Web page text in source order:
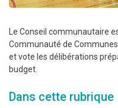
Le Conseil communautaire
Communauté de
et vote les délibérations
budget.
Dans cette rubrique